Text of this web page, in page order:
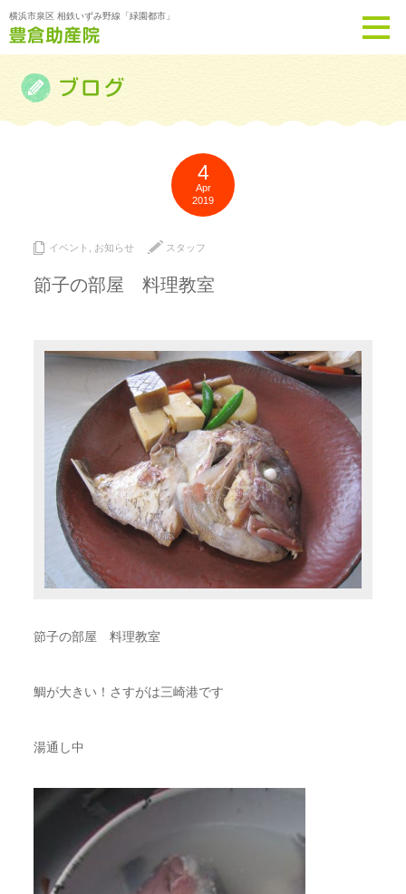
横浜市泉区 相鉄いずみ野線「緑園都市」
4
Apr
2019
イベント お知らせ スタッフ
節子の部屋 料理教室
節子の部屋 料理教室
鯛が大きい！さすがは三崎港です
湯通し中